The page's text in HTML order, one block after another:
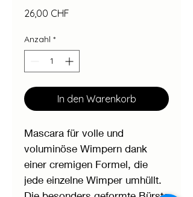
26,00 CHF
Anzahl *
In den Warenkorb
Mascara für volle und
voluminöse Wimpern dank
einer cremigen Formel, die
jede einzelne Wimper umhüllt.